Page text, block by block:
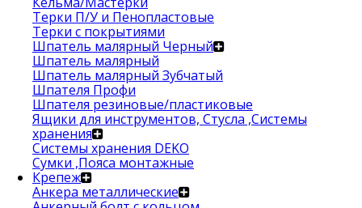
Терки П/У и Пенопластовые
Терки с покрытиями
Шпатель малярный Черный
Шпатель малярный
Шпатель малярный Зубчатый
Шпателя Профи
Шпателя резиновые/пластиковые
Ящики для инструментов, Стусла ,Системы
хранения
Системы хранения DEKO
Сумки ,Пояса монтажные
Крепеж
Анкера металлические